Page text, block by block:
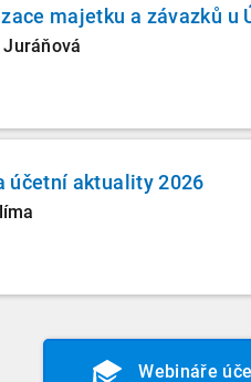
majetku a závazků u
účetní aktuality 2026
Webináře